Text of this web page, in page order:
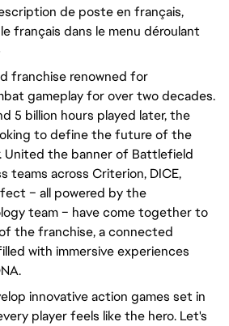
de poste en français,
français dans le menu déroulant
franchise renowned for
gameplay for over two decades.
5 billion hours played later, the
to define the future of the
the banner of Battlefield
teams across Criterion, DICE,
– all powered by the
team – have come together to
the franchise, a connected
with immersive experiences
innovative action games set in
player feels like the hero. Let's